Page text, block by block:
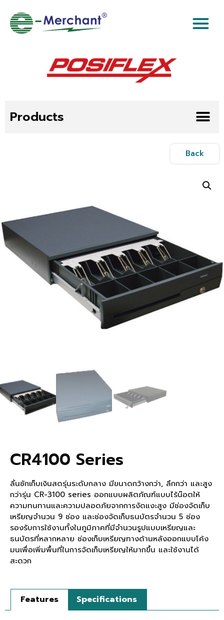
Products
Back
CR4100 Series
ลิ้นชักเก็บเงินสดรุ่นระดับกลาง มีขนาดกว้างกว่า, ลึกกว่า และสูง
กว่ารุ่น CR-3100 series ออกแบบผลิตภัณฑ์แบบไร้น๊อตให้
ความทนทานและความปลอดภัยจากการงัดแงะสูง มีช่องจัดเก็บ
เหรียญจำนวน 9 ช่อง และช่องจัดเก็บธนบัตรจำนวน 5 ช่อง
รองรับการใช้งานทั้งในภูมิภาคที่มีจำนวนรูปแบบเหรียญและ
ธนบัตรที่หลากหลาย ช่องเก็บเหรียญทางด้านหลังออกแบบโค้ง
มนเพื่อเพิ่มพื้นที่ในการจัดเก็บเหรียญให้มากขึ้น และใช้งานได้
สะดวก
Features Specifications